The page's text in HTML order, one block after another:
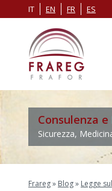
IT EN FR ES
Consulenza
Sicurezza,
Frareg» Blog» Legge